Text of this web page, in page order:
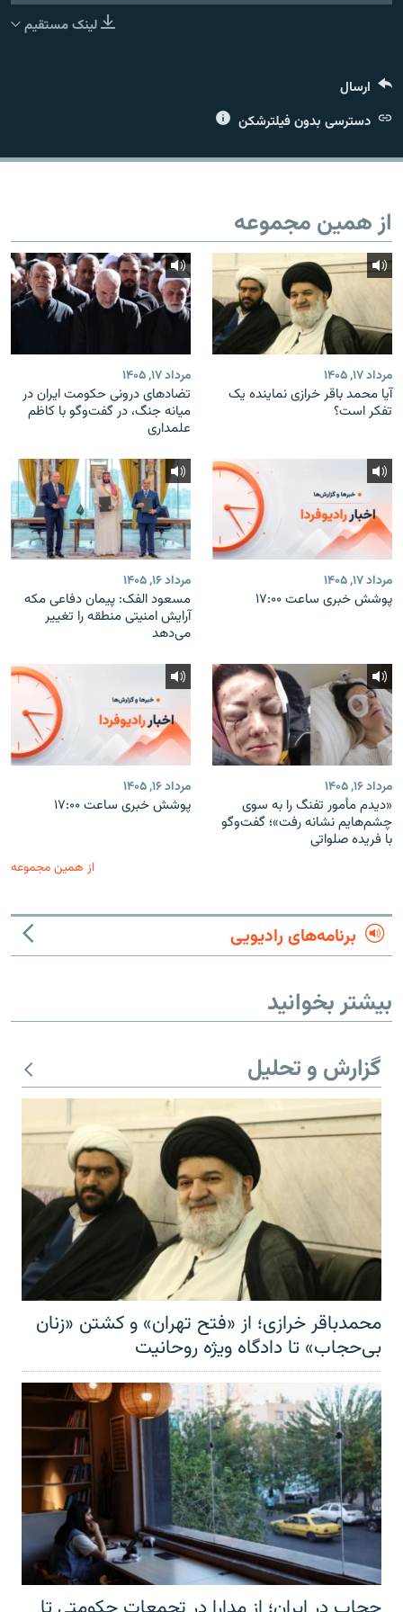
لینک مستقیم
ارسال
دسترسی بدون فیلترشکن
از همین مجموعه
مرداد ۱۷, ۱۴۰۵
آیا محمد باقر خرازی نماینده یک
تفکر است؟
مرداد ۱۷, ۱۴۰۵
تضادهای درونی حکومت ایران در
میانه جنگ، در گفت‌‌وگو با کاظم
علمداری
مرداد ۱۷, ۱۴۰۵
پوشش خبری ساعت ۱۷:۰۰
مرداد ۱۶, ۱۴۰۵
مسعود الفک: پیمان دفاعی مکه
آرایش امنیتی منطقه را تغییر
می‌دهد
مرداد ۱۶, ۱۴۰۵
«دیدم مأمور تفنگ را به سوی
چشم‌هایم نشانه رفت»؛ گفت‌و‌گو
با فریده صلواتی
مرداد ۱۶, ۱۴۰۵
پوشش خبری ساعت ۱۷:۰۰
از همین مجموعه
برنامه‌های رادیویی
بیشتر بخوانید
گزارش و تحلیل
محمدباقر خرازی؛ از «فتح تهران» و کشتن «زنان
بی‌حجاب» تا دادگاه ویژه روحانیت